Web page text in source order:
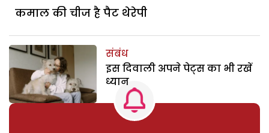
कमाल की चीज है पैट थेरेपी
संबंध
इस दिवाली अपने पेट्स का भी रखें
ध्यान